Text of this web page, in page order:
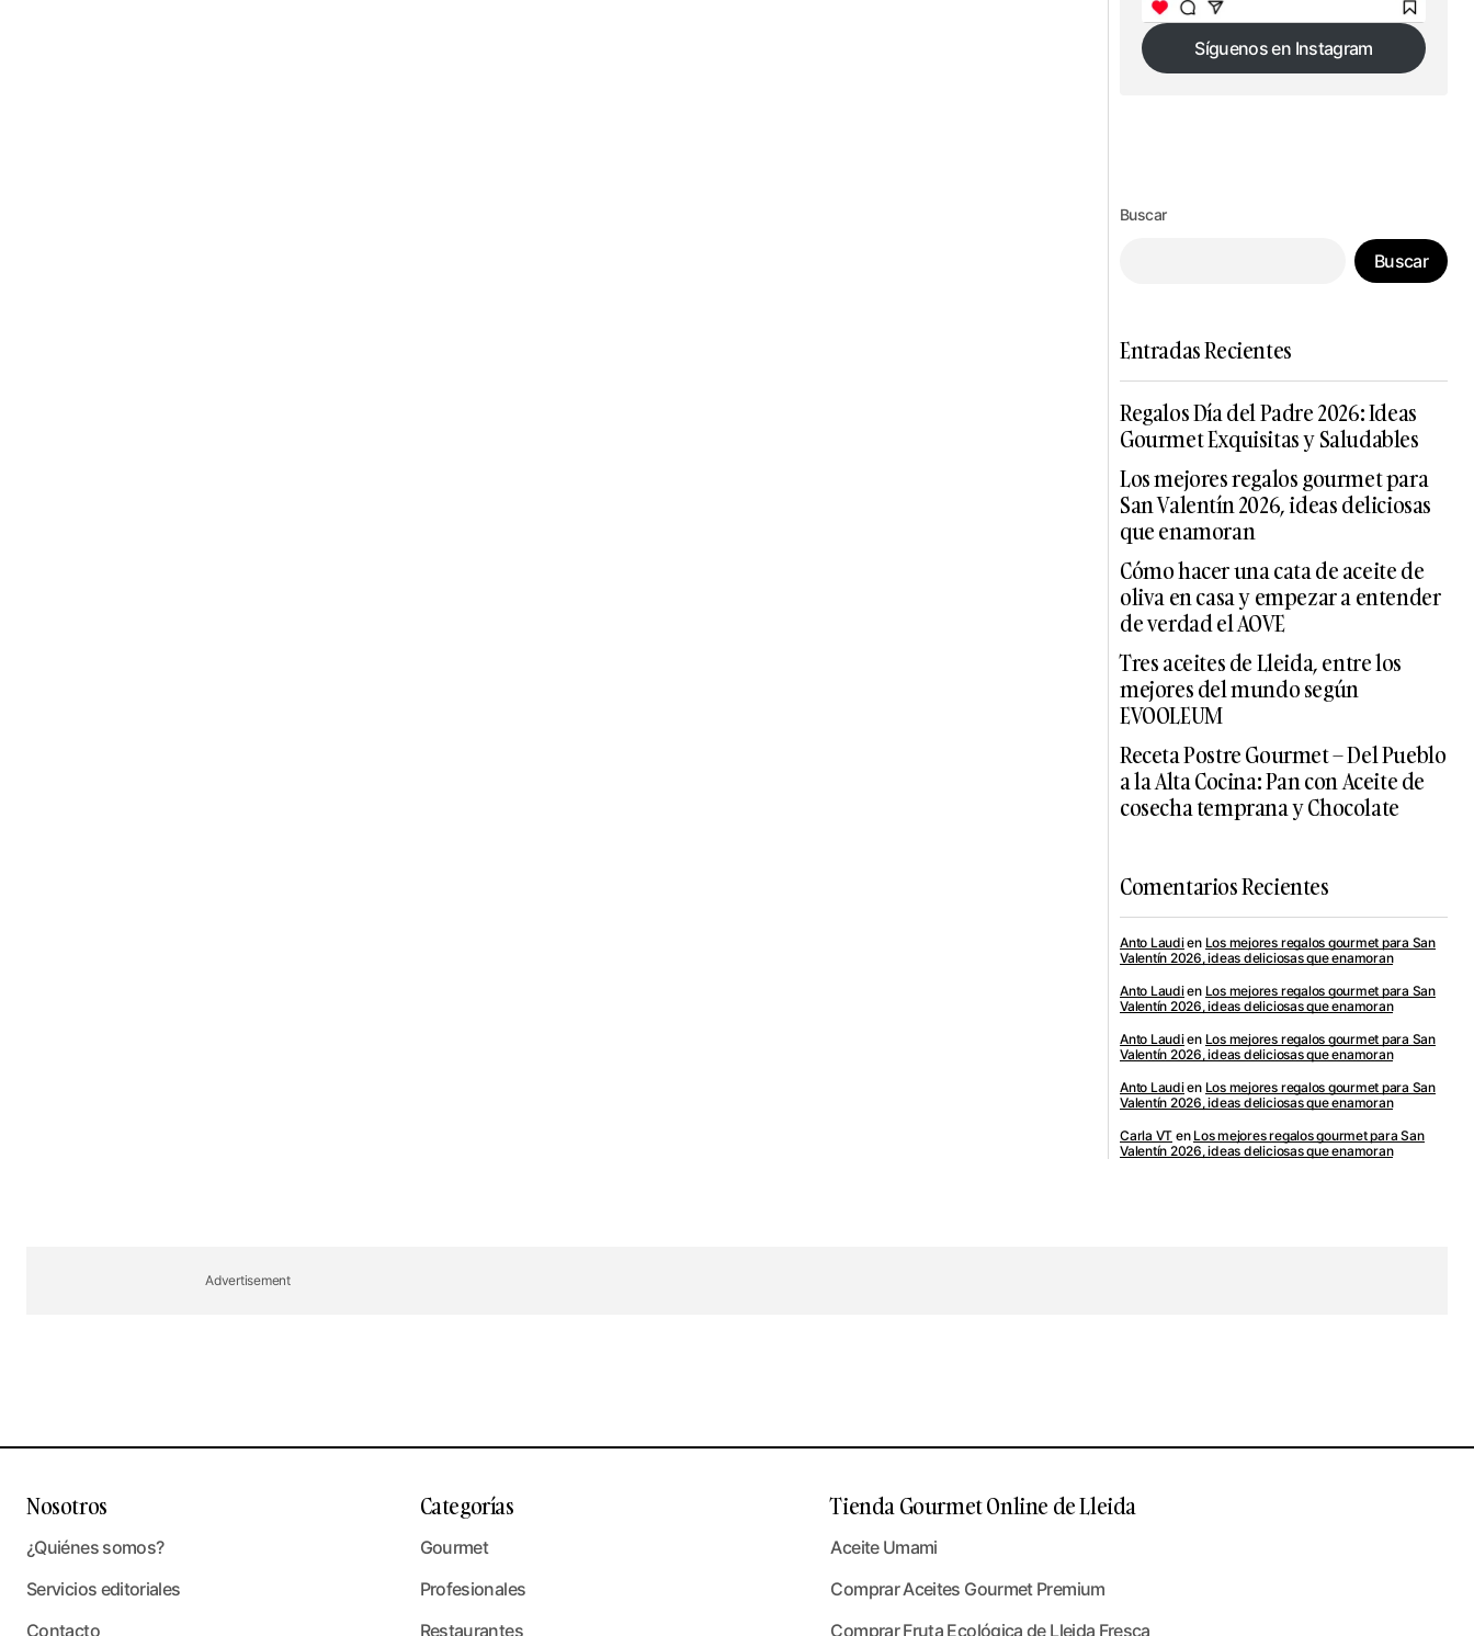
Síguenos en Instagram
Síguenos en Instagram
Buscar
Buscar
Entradas Recientes
Regalos Día del Padre 2026: Ideas
Gourmet Exquisitas y Saludables
Los mejores regalos gourmet para
San Valentín 2026, ideas deliciosas
que enamoran
Cómo hacer una cata de aceite de
oliva en casa y empezar a entender
de verdad el AOVE
Tres aceites de Lleida, entre los
mejores del mundo según
EVOOLEUM
Receta Postre Gourmet – Del Pueblo
a la Alta Cocina: Pan con Aceite de
cosecha temprana y Chocolate
Comentarios Recientes
Anto Laudien Los mejores regalos gourmet para San
Valentín 2026, ideas deliciosas que enamoran
Anto Laudien Los mejores regalos gourmet para San
Valentín 2026, ideas deliciosas que enamoran
Anto Laudien Los mejores regalos gourmet para San
Valentín 2026, ideas deliciosas que enamoran
Anto Laudien Los mejores regalos gourmet para San
Valentín 2026, ideas deliciosas que enamoran
Carla VT en Los mejores regalos gourmet para San
Valentín 2026, ideas deliciosas que enamoran
Advertisement
Nosotros
¿Quiénes somos?
Servicios editoriales
Contacto
Categorías
Gourmet
Profesionales
Restaurantes
Tienda Gourmet Online de Lleida
Aceite Umami
Comprar Aceites Gourmet Premium
Comprar Fruta Ecológica de Lleida Fresca